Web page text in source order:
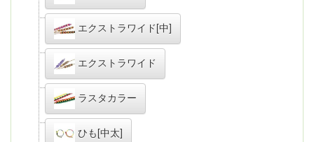
エクストラワイド[中]
エクストラワイド
ラスタカラー
ひも[中太]